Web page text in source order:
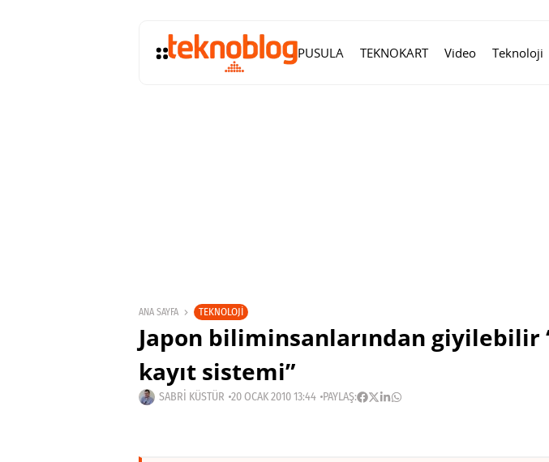
PUSULA TEKNOKART Video Teknoloji
ANA SAYFA TEKNOLOJI
Japon biliminsanlarından giyilebilir
kayıt sistemi”
SABRI KÜSTÜR 20 OCAK 2010 13:44 PAYLAŞ: